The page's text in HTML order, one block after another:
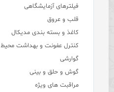
فیلترهای آزمایشگاهی
قلب و عروق
کاغذ و بسته بندی مدیکال
کنترل عفونت و بهداشت محیط
گوارشی
گوش و حلق و بینی
مراقبت های ویژه